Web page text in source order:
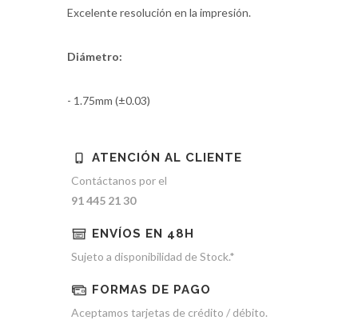
Excelente resolución en la impresión.
Diámetro:
- 1.75mm (±0.03)
ATENCIÓN AL CLIENTE
Contáctanos por el
91 445 21 30
ENVÍOS EN 48H
Sujeto a disponibilidad de Stock.*
FORMAS DE PAGO
Aceptamos tarjetas de crédito / débito.